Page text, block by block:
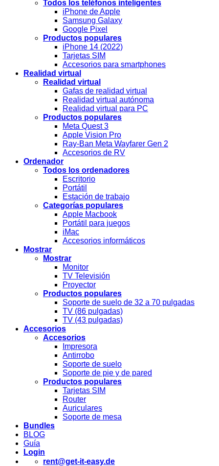
Todos los teléfonos inteligentes
iPhone de Apple
Samsung Galaxy
Google Pixel
Productos populares
iPhone 14 (2022)
Tarjetas SIM
Accesorios para smartphones
Realidad virtual
Realidad virtual
Gafas de realidad virtual
Realidad virtual autónoma
Realidad virtual para PC
Productos populares
Meta Quest 3
Apple Vision Pro
Ray-Ban Meta Wayfarer Gen 2
Accesorios de RV
Ordenador
Todos los ordenadores
Escritorio
Portátil
Estación de trabajo
Categorías populares
Apple Macbook
Portátil para juegos
iMac
Accesorios informáticos
Mostrar
Mostrar
Monitor
TV Televisión
Proyector
Productos populares
Soporte de suelo de 32 a 70 pulgadas
TV (86 pulgadas)
TV (43 pulgadas)
Accesorios
Accesorios
Impresora
Antirrobo
Soporte de suelo
Soporte de pie y de pared
Productos populares
Tarjetas SIM
Router
Auriculares
Soporte de mesa
Bundles
BLOG
Guía
Login
rent@get-it-easy.de